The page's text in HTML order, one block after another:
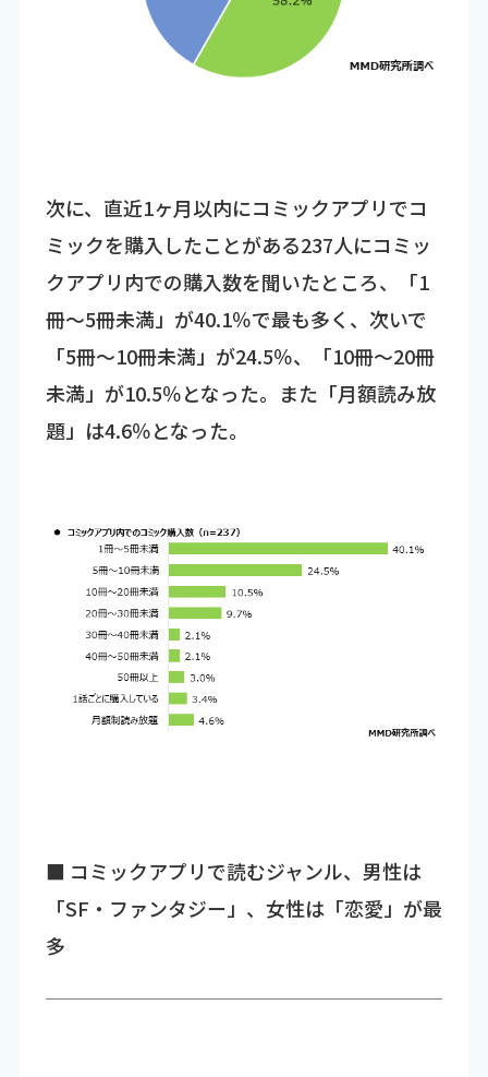
次に、直近1ヶ月以内にコミックアプリでコ
ミックを購入したことがある237人にコミッ
クアプリ内での購入数を聞いたところ、「1
冊～5冊未満」が40.1％で最も多く、次いで
「5冊～10冊未満」が24.5％、「10冊～20冊
未満」が10.5％となった。また「月額読み放
題」は4.6％となった。
■ コミックアプリで読むジャンル、男性は
「SF・ファンタジー」、女性は「恋愛」が最
多